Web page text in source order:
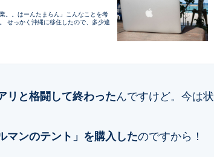
。。はーんたまらん」こんなことを考
せっかく沖縄に移住したので、多少違
リと格闘して終わったんですけど。今は状
マンのテント」を購入したのですから！